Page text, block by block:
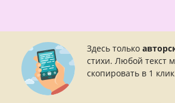
Здесь только
стихи. Любой текст
скопировать в 1